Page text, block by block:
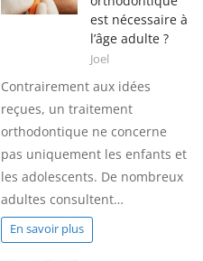
est nécessaire à
l’âge adulte ?
Joel
Contrairement aux idées
reçues, un traitement
orthodontique ne concerne
pas uniquement les enfants et
les adolescents. De nombreux
adultes consultent…
En savoir plus